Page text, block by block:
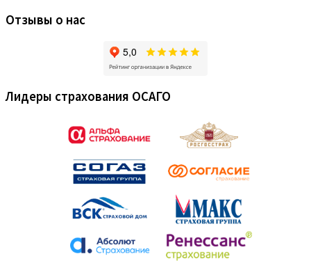
Отзывы о нас
Лидеры страхования ОСАГО